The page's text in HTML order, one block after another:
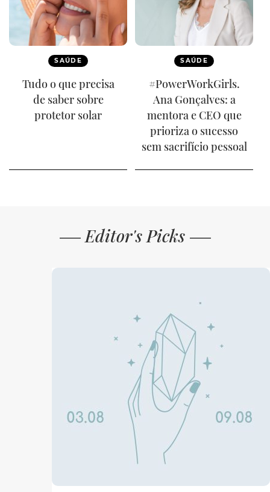
SAÚDE
Tudo o que precisa
de saber sobre
protetor solar
SAÚDE
#PowerWorkGirls.
Ana Gonçalves: a
mentora e CEO que
prioriza o sucesso
sem sacrifício pessoal
Editor's Picks